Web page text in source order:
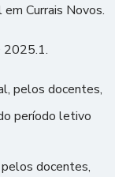
Currais Novos.
2025.1.
pelos docentes,
período letivo
docentes,